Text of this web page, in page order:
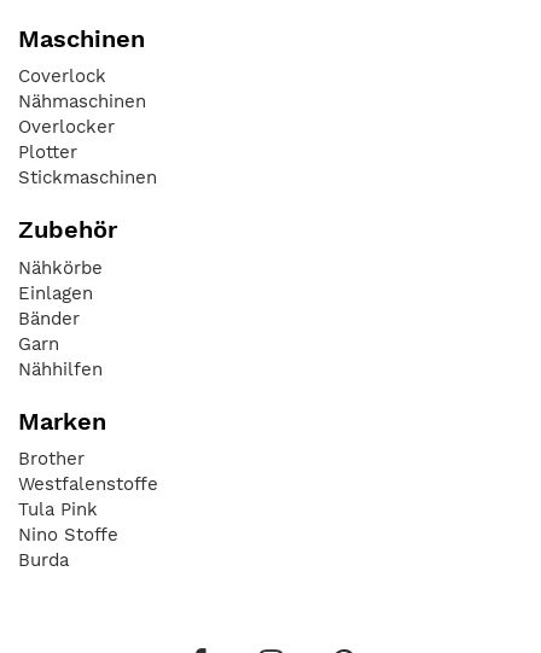
Maschinen
Coverlock
Nähmaschinen
Overlocker
Plotter
Stickmaschinen
Zubehör
Nähkörbe
Einlagen
Bänder
Garn
Nähhilfen
Marken
Brother
Westfalenstoffe
Tula Pink
Nino Stoffe
Burda